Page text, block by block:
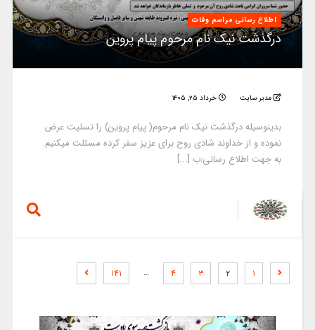
اطلاع رسانی مراسم وفات
درگذشت نیک نام مرحوم پیام پروین
مدیر سایت خرداد ۲۵, ۱۴۰۵
بدینوسیله درگذشت نیک نام مرحوم( پیام پروین) را تسلیت عرض
نموده و از خداوند شادی روح برای عزیز سفر کرده مسئلت میکنیم.
به جهت اطلاع رسانی:ب [...]
۱ ۲ ۳ ۴ … ۱۴۱